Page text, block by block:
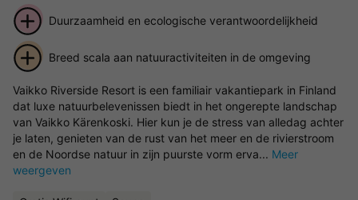
Duurzaamheid en ecologische verantwoordelijkheid
Breed scala aan natuuractiviteiten in de omgeving
Vaikko Riverside Resort is een familiair vakantiepark in Finland
dat luxe natuurbelevenissen biedt in het ongerepte landschap
van Vaikko Kärenkoski. Hier kun je de stress van alledag achter
je laten, genieten van de rust van het meer en de rivierstroom
en de Noordse natuur in zijn puurste vorm erva... Meer
weergeven